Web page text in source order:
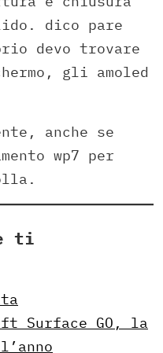
dico pare
devo trovare
gli amoled
anche se
wp7 per
ti
Surface GO, la